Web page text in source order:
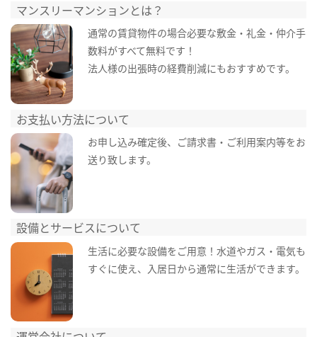
マンスリーマンションとは？
通常の賃貸物件の場合必要な敷金・礼金・仲介手
数料がすべて無料です！
法人様の出張時の経費削減にもおすすめです。
お支払い方法について
お申し込み確定後、ご請求書・ご利用案内等をお
送り致します。
設備とサービスについて
生活に必要な設備をご用意！水道やガス・電気も
すぐに使え、入居日から通常に生活ができます。